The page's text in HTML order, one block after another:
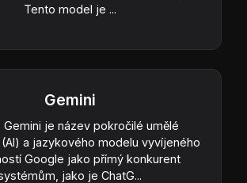
Tento model je ...
Gemini
Gemini je název pokročilé umělé
a jazykového modelu vyvíjeného
Google jako přímý konkurent
jako je ChatG...